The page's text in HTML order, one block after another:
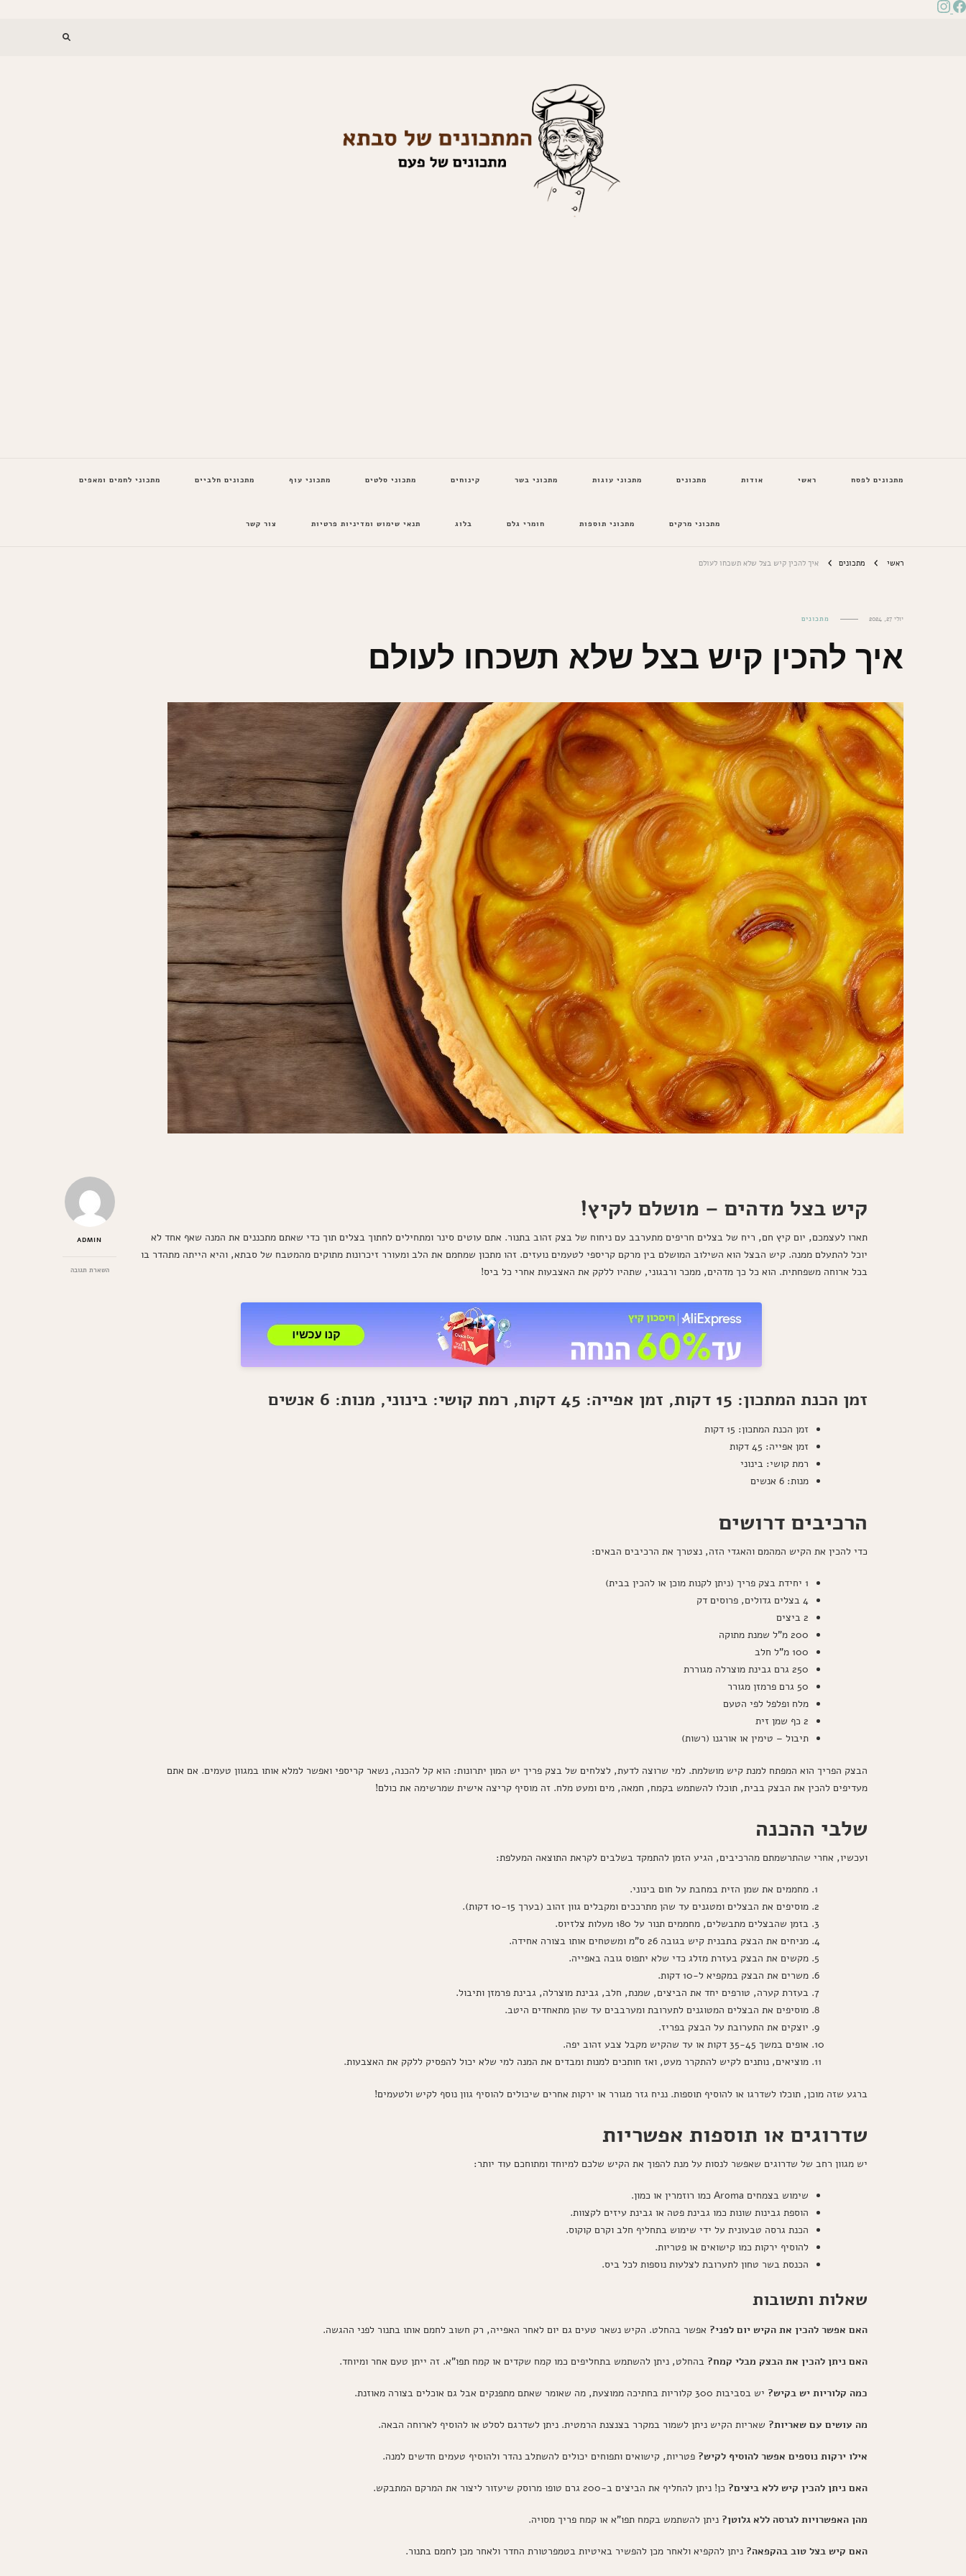
מתכונים לפסח ראשי אודות מתכונים מתכוני עוגות מתכוני בשר קינוחים מתכוני סלטים מתכוני עוף מתכונים חלביים מתכוני לחמים ומאפים
מתכוני מרקים מתכוני תוספות חומרי גלם בלוג תנאי שימוש ומדיניות פרטיות צור קשר
ראשי מתכונים איך להכין קיש בצל שלא תשכחו לעולם
יולי 27, 2024 מתכונים
איך להכין קיש בצל שלא תשכחו לעולם
ADMIN
השארת תגובהבנושא
קיש בצל מדהים – מושלם לקיץ!
תארו לעצמכם, יום קיץ חם, ריח של בצלים חריפים מתערבב עם ניחוח של בצק זהוב בתנור. אתם עוטים סינר ומתחילים לחתוך בצלים תוך כדי שאתם מתכננים את המנה שאף אחד לא
יוכל להתעלם ממנה. קיש הבצל הוא השילוב המושלם בין מרקם קריספי לטעמים נועזים. זהו מתכון שמחמם את הלב ומעורר זיכרונות מתוקים מהמטבח של סבתא, והיא הייתה מתהדר בו
בכל ארוחה משפחתית. הוא כל כך מדהים, ממכר ורבגוני, שתהיו ללקק את האצבעות אחרי כל ביס!
זמן הכנת המתכון: 15 דקות, זמן אפייה: 45 דקות, רמת קושי: בינוני, מנות: 6 אנשים
זמן הכנת המתכון: 15 דקות
זמן אפייה: 45 דקות
רמת קושי: בינוני
מנות: 6 אנשים
הרכיבים דרושים
כדי להכין את הקיש המהמם והאגדי הזה, נצטרך את הרכיבים הבאים:
1 יחידת בצק פריך (ניתן לקנות מוכן או להכין בבית)
4 בצלים גדולים, פרוסים דק
2 ביצים
200 מ"ל שמנת מתוקה
100 מ"ל חלב
250 גרם גבינת מוצרלה מגוררת
50 גרם פרמזן מגורר
מלח ופלפל לפי הטעם
2 כף שמן זית
תיבול – טימין או אורגנו (רשות)
הבצק הפריך הוא המפתח למנת קיש מושלמת. למי שרוצה לדעת, לצלחים של בצק פריך יש המון יתרונות: הוא קל להכנה, נשאר קריספי ואפשר למלא אותו במגוון טעמים. אם אתם
מעדיפים להכין את הבצק בבית, תוכלו להשתמש בקמח, חמאה, מים ומעט מלח. זה מוסיף קריצה אישית שמרשימה את כולם!
שלבי ההכנה
ועכשיו, אחרי שהתרשמתם מהרכיבים, הגיע הזמן להתמקד בשלבים לקראת התוצאה המעלפת:
מחממים את שמן הזית במחבת על חום בינוני.
מוסיפים את הבצלים ומטגנים עד שהן מתרככים ומקבלים גוון זהוב (בערך 10-15 דקות).
בזמן שהבצלים מתבשלים, מחממים תנור על 180 מעלות צלזיוס.
מניחים את הבצק בתבנית קיש בגובה 26 ס"מ ומשטחים אותו בצורה אחידה.
מקשים את הבצק בעזרת מזלג כדי שלא יתפוס גובה באפייה.
משרים את הבצק במקפיא ל-10 דקות.
בעזרת קערה, טורפים יחד את הביצים, שמנת, חלב, גבינת מוצרלה, גבינת פרמזן ותיבול.
מוסיפים את הבצלים המטוגנים לתערובת ומערבבים עד שהן מתאחדים היטב.
יוצקים את התערובת על הבצק בפריז.
אופים במשך 35-45 דקות או עד שהקיש מקבל צבע זהוב יפה.
מוציאים, נותנים לקיש להתקרר מעט, ואז חותכים למנות ומבדים את המנה למי שלא יכול להפסיק ללקק את האצבעות.
ברגע שזה מוכן, תוכלו לשדרגו או להוסיף תוספות. נניח גזר מגורר או ירקות אחרים שיכולים להוסיף גוון נוסף לקיש ולטעמים!
שדרוגים או תוספות אפשריות
יש מגוון רחב של שדרוגים שאפשר לנסות על מנת להפוך את הקיש שלכם למיוחד ומתוחכם עוד יותר:
שימוש בצמחים Aroma כמו רוזמרין או כמון.
הוספת גבינות שונות כמו גבינת פטה או גבינת עיזים לקצוות.
הכנת גרסה טבעונית על ידי שימוש בתחליף חלב וקרם קוקוס.
להוסיף ירקות כמו קישואים או פטריות.
הכנסת בשר טחון לתערובת לצלעות נוספות לכל ביס.
שאלות ותשובות
האם אפשר להכין את הקיש יום לפני? אפשר בהחלט. הקיש נשאר טעים גם יום לאחר האפייה, רק חשוב לחמם אותו בתנור לפני ההגשה.
האם ניתן להכין את הבצק מבלי קמח? בהחלט, ניתן להשתמש בתחליפים כמו קמח שקדים או קמח תפו”א. זה ייתן טעם אחר ומיוחד.
כמה קלוריות יש בקיש? יש בסביבות 300 קלוריות בחתיכה ממוצעת, מה שאומר שאתם מתפנקים אבל גם אוכלים בצורה מאוזנת.
מה עושים עם שאריות? שאריות הקיש ניתן לשמור במקרר בצנצנת הרמטית. ניתן לשדרגם לסלט או להוסיף לארוחה הבאה.
אילו ירקות נוספים אפשר להוסיף לקיש? פטריות, קישואים ותפוחים יכולים להשתלב נהדר ולהוסיף טעמים חדשים למנה.
האם ניתן להכין קיש ללא ביצים? כן! ניתן להחליף את הביצים ב-200 גרם טופו מרוסק שיעזור ליצור את המרקם המתבקש.
מהן האפשרויות לגרסה ללא גלוטן? ניתן להשתמש בקמח תפו”א או קמח פריך מסויה.
האם קיש בצל טוב בהקפאה? ניתן להקפיא ולאחר מכן להפשיר באיטיות בטמפרטורת החדר ולאחר מכן לחמם בתנור.